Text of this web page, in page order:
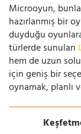
Microoyun,
hazırlanmış bir
duyduğu
türlerde sunulan
hem de uzun
için geniş bir
oynamak, planlı